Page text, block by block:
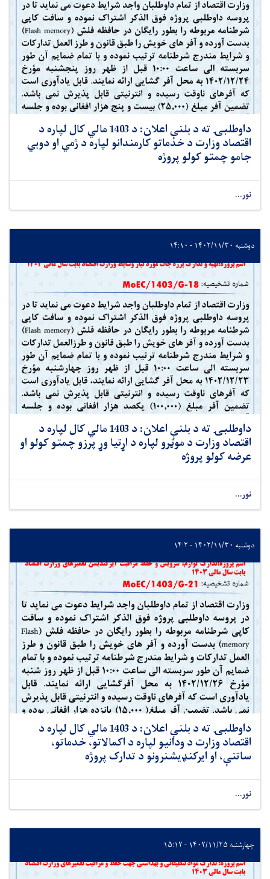
داوطلبۍ ته د بلنې اعلان: د 1403 مالي کال لپاره د
اقتصاد وزارت د خدماتو کارمندانو لپاره د ژمي او دوبي
جامو چمتو کولو پروژه
نور...
دوشنبه ۱۴۰۲/۱۱/۳۰ - ۱۴:۱۰
داوطلبۍ ته د بلنې اعلان: د 1403 مالي کال لپاره د
اقتصاد وزارت د موټرو لپاره د اړتیا وړ پرزو چمتو کولو او
عرضه کولو پروژه
نور...
دوشنبه ۱۴۰۲/۱۱/۳۰ - ۱۴:۲
داوطلبۍ ته د بلنې اعلان: د 1403 مالي کال لپاره د
اقتصاد وزارت د ودانیو لپاره د اکمالاتو، خدماتو،
ساتنې، او ایرکنډیشنرونو د تدارک پروژه
نور...
چهارشنبه ۱۴۰۲/۱۱/۲۵ - ۱۵:۱۲